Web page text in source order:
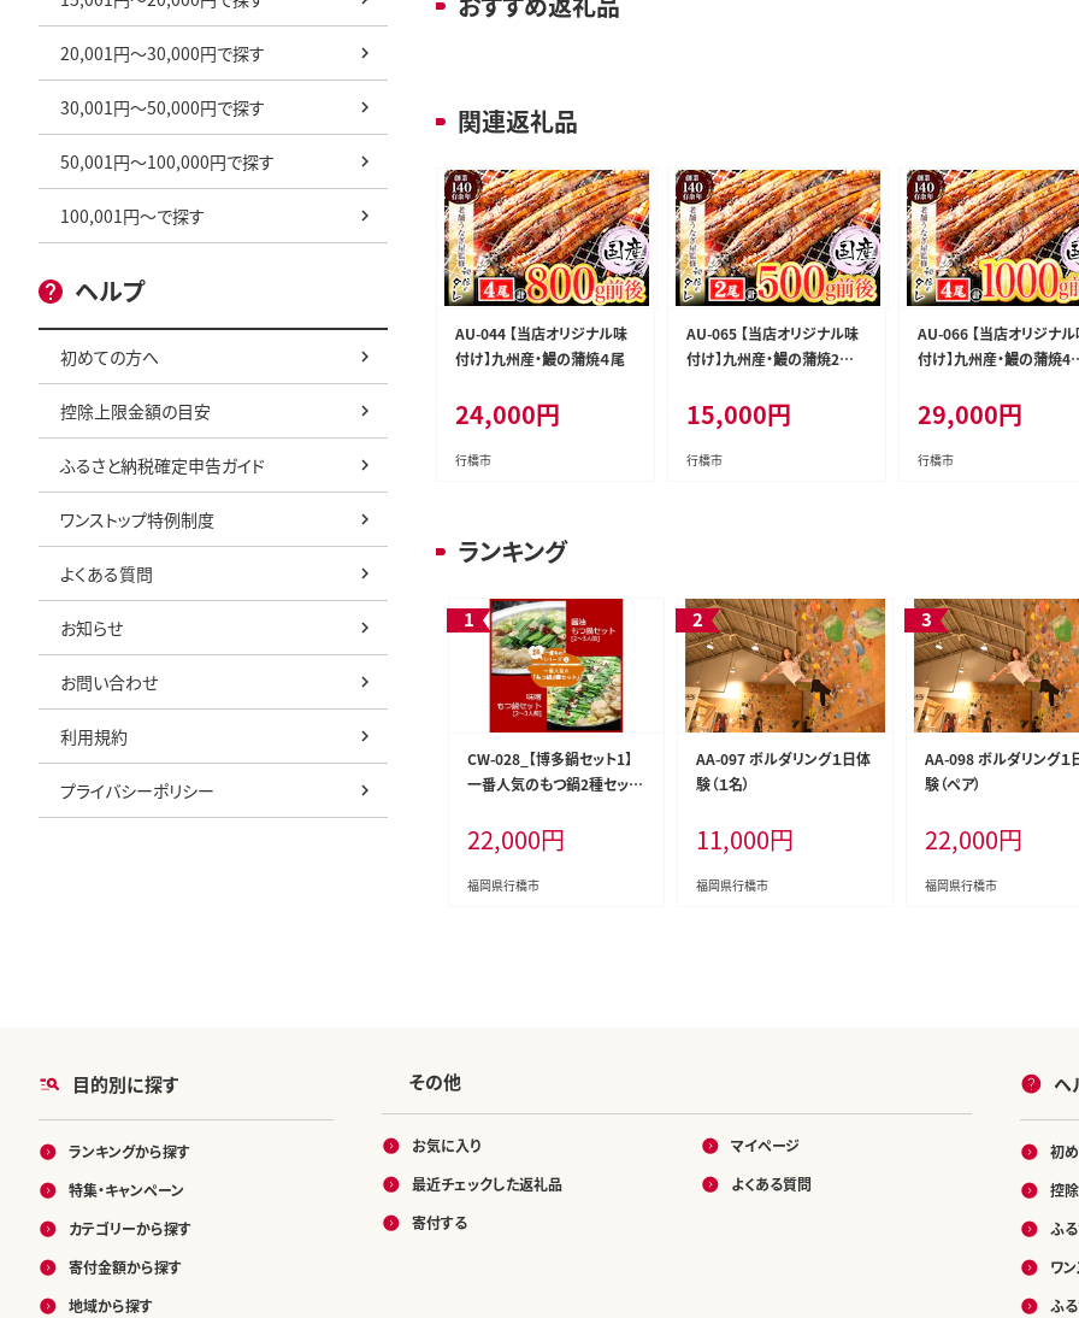
20,001円～30,000円で探す
30,001円～50,000円で探す
50,001円～100,000円で探す
100,001円～で探す
ヘルプ
初めての方へ
控除上限金額の目安
ふるさと納税確定申告ガイド
ワンストップ特例制度
よくある質問
お知らせ
お問い合わせ
利用規約
プライバシーポリシー
関連返礼品
AU-044 【当店オリジナル味
付け】九州産・鰻の蒲焼４尾
24,000円
行橋市
AU-065 【当店オリジナル味
付け】九州産・鰻の蒲焼2尾
15,000円
行橋市
AU-066 【当店オリジナ
付け】九州産・鰻の蒲焼4
29,000円
行橋市
ランキング
CW-028_【博多鍋セット1】
一番人気のもつ鍋2種セット
噌もつ鍋」4～6人前
22,000円
福岡県行橋市
AA-097 ボルダリング１日体
験（１名）
11,000円
福岡県行橋市
AA-098 ボルダリング１
験（ペア）
22,000円
福岡県行橋市
目的別に探す
ランキングから探す
特集・キャンペーン
カテゴリーから探す
寄付金額から探す
地域から探す
その他
お気に入り
最近チェックした返礼品
寄付する
マイページ
よくある質問
ヘ
初
控
ふ
ワ
ふる